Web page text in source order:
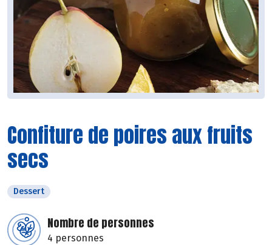
Confiture de poires aux fruits
secs
Dessert
Nombre de personnes
4 personnes